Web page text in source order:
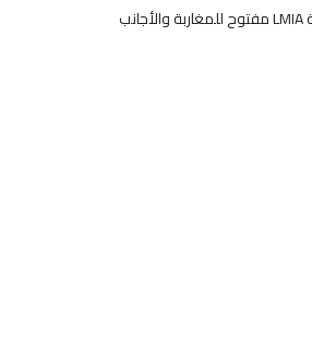
عمل كصباغ في كندا مع رعاية LMIA مفتوح للمغاربة والأجانب